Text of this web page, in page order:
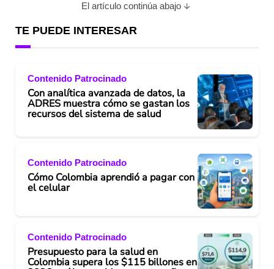
El artículo continúa abajo
TE PUEDE INTERESAR
Contenido Patrocinado
Con analítica avanzada de datos, la
ADRES muestra cómo se gastan los
recursos del sistema de salud
Contenido Patrocinado
Cómo Colombia aprendió a pagar con
el celular
Contenido Patrocinado
Presupuesto para la salud en
Colombia supera los $115 billones en